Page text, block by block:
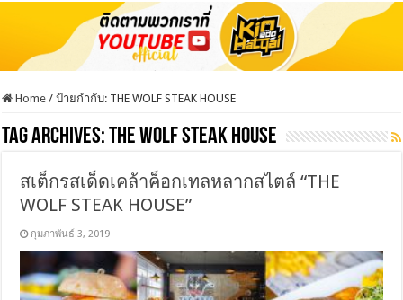
Home / ป้ายกำกับ: THE WOLF STEAK HOUSE
Tag Archives:THE WOLF STEAK HOUSE
สเต็กรสเด็ดเคล้าค็อกเทลหลากสไตล์ “THE
WOLF STEAK HOUSE”
กุมภาพันธ์ 3, 2019